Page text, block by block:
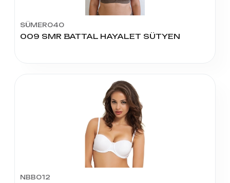
SÜMER040
009 SMR BATTAL HAYALET SÜTYEN
NBB012